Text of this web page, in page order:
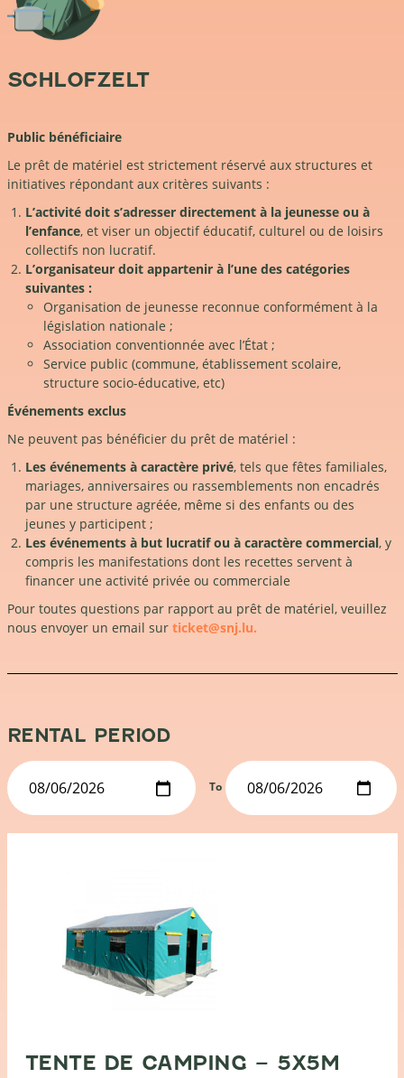
SCHLOFZELT
Public bénéficiaire
Le prêt de matériel est strictement réservé aux structures et
initiatives répondant aux critères suivants :
L’activité doit s’adresser directement à la jeunesse ou à
l’enfance, et viser un objectif éducatif, culturel ou de loisirs
collectifs non lucratif.
L’organisateur doit appartenir à l’une des catégories
suivantes :
Organisation de jeunesse reconnue conformément à la
législation nationale ;
Association conventionnée avec l’État ;
Service public (commune, établissement scolaire,
structure socio-éducative, etc)
Événements exclus
Ne peuvent pas bénéficier du prêt de matériel :
Les événements à caractère privé, tels que fêtes familiales,
mariages, anniversaires ou rassemblements non encadrés
par une structure agréée, même si des enfants ou des
jeunes y participent ;
Les événements à but lucratif ou à caractère commercial, y
compris les manifestations dont les recettes servent à
financer une activité privée ou commerciale
Pour toutes questions par rapport au prêt de matériel, veuillez
nous envoyer un email sur ticket@snj.lu.
RENTAL PERIOD
To
TENTE DE CAMPING – 5X5M